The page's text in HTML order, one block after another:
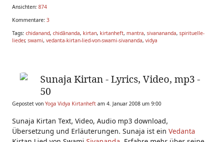
Ansichten: 874
Kommentare: 3
Tags: chidanand, chidānanda, kirtan, kirtanheft, mantra, sivanananda, spirituelle-
lieder, swami, vedanta-kirtan-lied-von-swami-sivananda, vidya
Sunaja Kirtan - Lyrics, Video, mp3 -
50
Gepostet von Yoga Vidya Kirtanheft am 4. Januar 2008 um 9:00
Sunaja Kirtan Text, Video, Audio mp3 download,
Übersetzung und Erläuterungen. Sunaja ist ein Vedanta